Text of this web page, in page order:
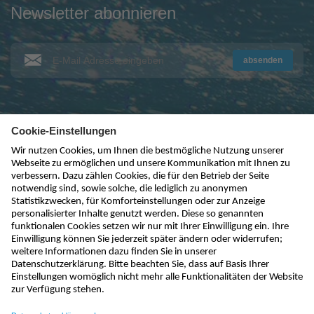
Newsletter abonnieren
absenden
kontakt@nivus.com
+49 7262 9191-0
sales@nivus.com
+49 7262 9191-794